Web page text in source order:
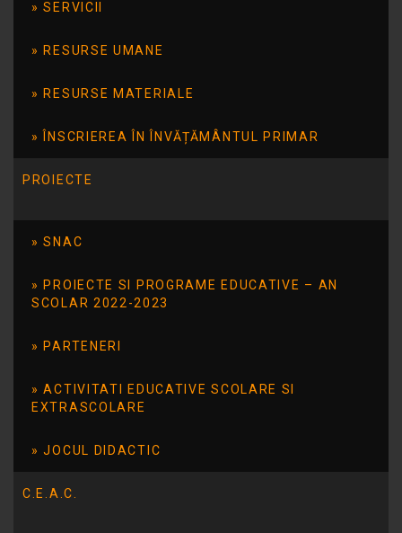
SERVICII
RESURSE UMANE
RESURSE MATERIALE
ÎNSCRIEREA ÎN ÎNVĂȚĂMÂNTUL PRIMAR
PROIECTE
SNAC
PROIECTE SI PROGRAME EDUCATIVE – AN
SCOLAR 2022-2023
PARTENERI
ACTIVITATI EDUCATIVE SCOLARE SI
EXTRASCOLARE
JOCUL DIDACTIC
C.E.A.C.